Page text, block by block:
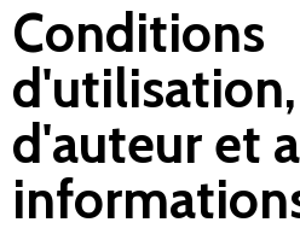
Conditions
d'auteur et